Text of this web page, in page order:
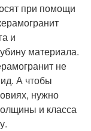
при помощи
и
материала.
не
А чтобы
нужно
и класса